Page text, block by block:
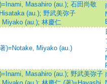
Masahiro (au.); 石田尚敬
(au.); 野武美弥子
Miyako (au.); 林慶仁
)=Notake, Miyako (au.)
Masahiro (au.); 野武美弥子